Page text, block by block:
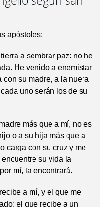
apóstoles:
a sembrar paz: no he
He venido a enemistar
con su madre, a la nuera
uno serán los de su
más que a mí, no es
o a su hija más que a
carga con su cruz y me
su vida la
mí, la encontrará.
a mí, y el que me
el que recibe a un